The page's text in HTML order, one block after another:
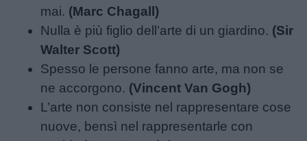
mai. (Marc Chagall)
Nulla è più figlio dell’arte di un giardino. (Sir
Walter Scott)
Spesso le persone fanno arte, ma non se
ne accorgono. (Vincent Van Gogh)
L’arte non consiste nel rappresentare cose
nuove, bensì nel rappresentarle con